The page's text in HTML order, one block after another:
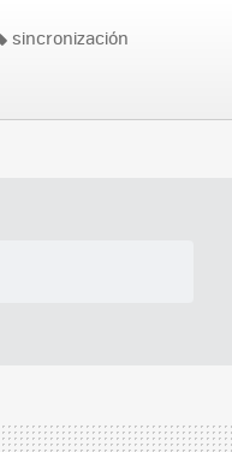
sincronización